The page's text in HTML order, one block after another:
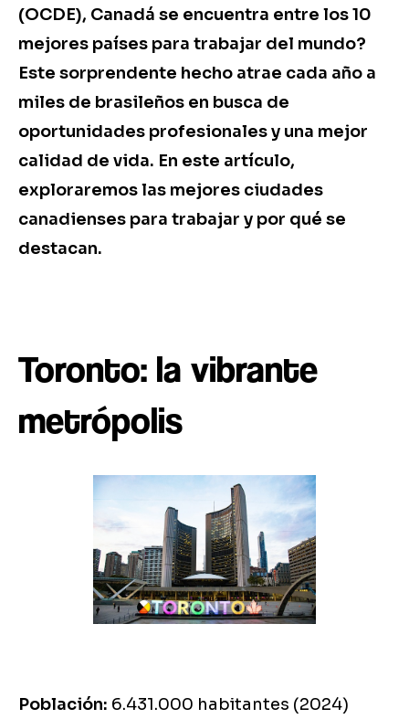
(OCDE), Canadá se encuentra entre los 10
mejores países para trabajar del mundo?
Este sorprendente hecho atrae cada año a
miles de brasileños en busca de
oportunidades profesionales y una mejor
calidad de vida. En este artículo,
exploraremos las mejores ciudades
canadienses para trabajar y por qué se
destacan.
Toronto: la vibrante
metrópolis
Población: 6.431.000 habitantes (2024)